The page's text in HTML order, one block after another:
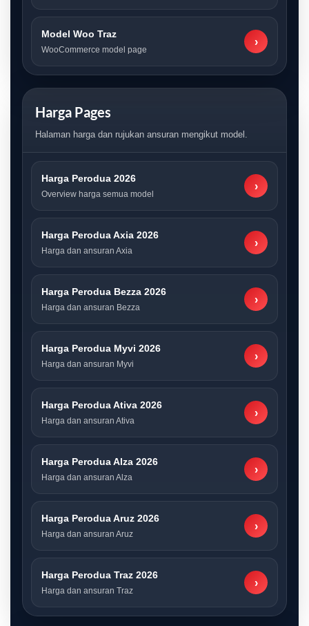
Model Woo Traz
WooCommerce model page
›
Harga Pages
Halaman harga dan rujukan ansuran mengikut model.
Harga Perodua 2026
Overview harga semua model
›
Harga Perodua Axia 2026
Harga dan ansuran Axia
›
Harga Perodua Bezza 2026
Harga dan ansuran Bezza
›
Harga Perodua Myvi 2026
Harga dan ansuran Myvi
›
Harga Perodua Ativa 2026
Harga dan ansuran Ativa
›
Harga Perodua Alza 2026
Harga dan ansuran Alza
›
Harga Perodua Aruz 2026
Harga dan ansuran Aruz
›
Harga Perodua Traz 2026
Harga dan ansuran Traz
›